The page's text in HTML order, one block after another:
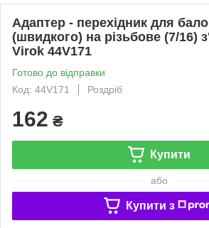
Адаптер - перехідник для
(швидкого) на різьбове (7/16)
Virok 44V171
Готово до відправки
Код: 44V171
Роздріб
162 ₴
Купити
або
Купити з